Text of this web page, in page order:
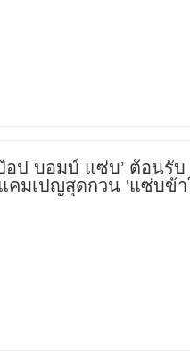
อป บอมบ์ แซ่บ’ ต้อนรับ
มเปญสุดกวน ‘แซ่บข้า